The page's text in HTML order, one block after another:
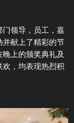
门领导，员工，嘉
并献上了精彩的节
上的颁奖典礼及
，均表现热烈积